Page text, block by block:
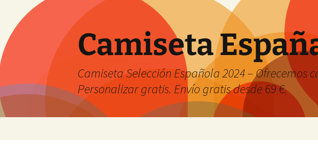
Camiseta
Camiseta Selección Española 2024 –
Personalizar gratis. Envío gratis desde 69 €.